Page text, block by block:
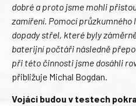
dobré a proto jsme mohli
zamíření. Pomocí
dopady střel, které byly
baterijní počtáři následně
při této činnosti jsme dosáhli
přibližuje Michal Bogdan.
Vojáci budou v testech